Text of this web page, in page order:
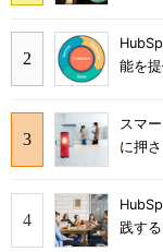
能を
スマ
に押
践す